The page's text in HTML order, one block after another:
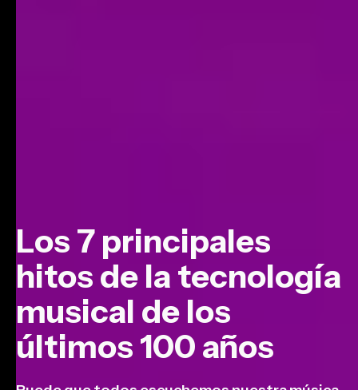
Los 7 principales
hitos de la tecnología
musical de los
últimos 100 años